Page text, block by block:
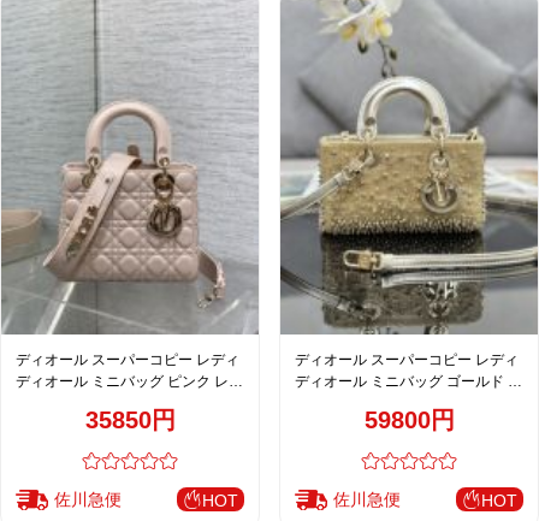
ディオール スーパーコピー レディ
ディオール ミニバッグ ピンク レザ
35850円
佐川急便 HOT
ディオール スーパーコピー レディ
ディオール ミニバッグ ゴールド ビ
59800円
佐川急便 HOT